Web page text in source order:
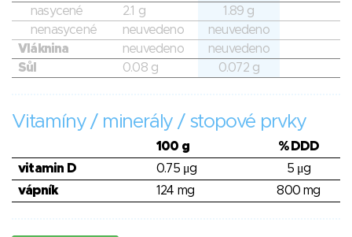
nasycené
2.1 g
1.89 g
nenasycené
neuvedeno
neuvedeno
Vláknina
neuvedeno
neuvedeno
Sůl
0.08 g 0.072 g
Vitamíny / minerály / stopové prvky
100 g
% DDD
vitamin D
0.75 μg
5 μg
vápník
124 mg 800 mg